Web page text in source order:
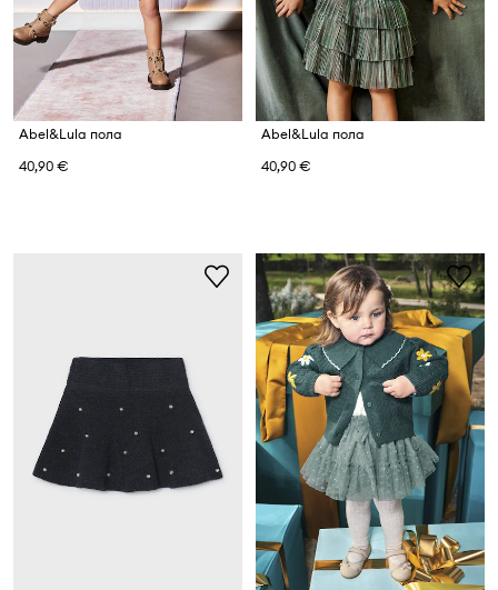
Abel&Lula пола
40,90 €
Abel&Lula пола
40,90 €